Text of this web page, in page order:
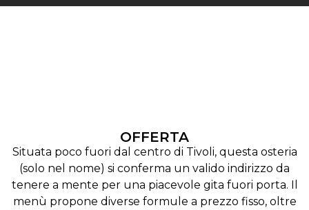
OFFERTA
Situata poco fuori dal centro di Tivoli, questa osteria
(solo nel nome) si conferma un valido indirizzo da
tenere a mente per una piacevole gita fuori porta. Il
menù propone diverse formule a prezzo fisso, oltre